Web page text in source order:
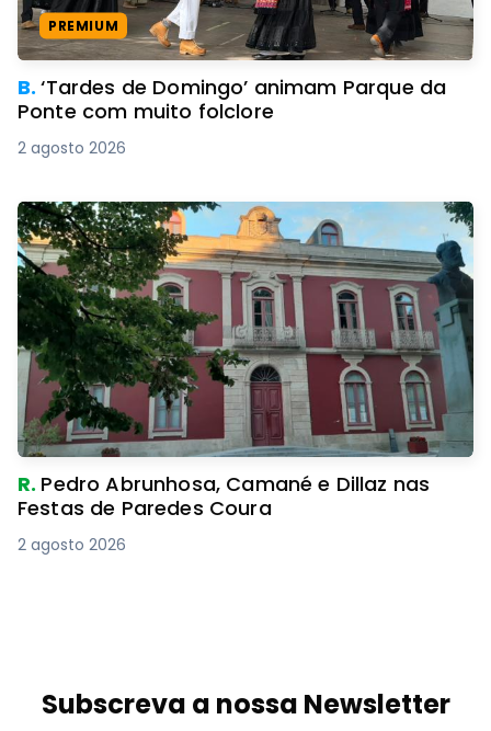
PREMIUM
B.‘Tardes de Domingo’ animam Parque da
Ponte com muito folclore
2 agosto 2026
R. Pedro Abrunhosa, Camané e Dillaz nas
Festas de Paredes Coura
2 agosto 2026
Subscreva a nossa Newsletter